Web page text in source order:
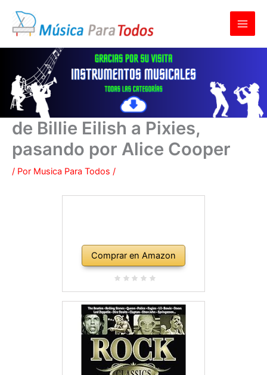
contenido
de Billie Eilish a Pixies,
pasando por Alice Cooper
/ Por Musica Para Todos /
Comprar en Amazon